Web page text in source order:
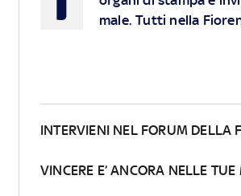
male. Tutti nella
INTERVIENI NEL FORUM DELLA
VINCERE E’ ANCORA NELLE